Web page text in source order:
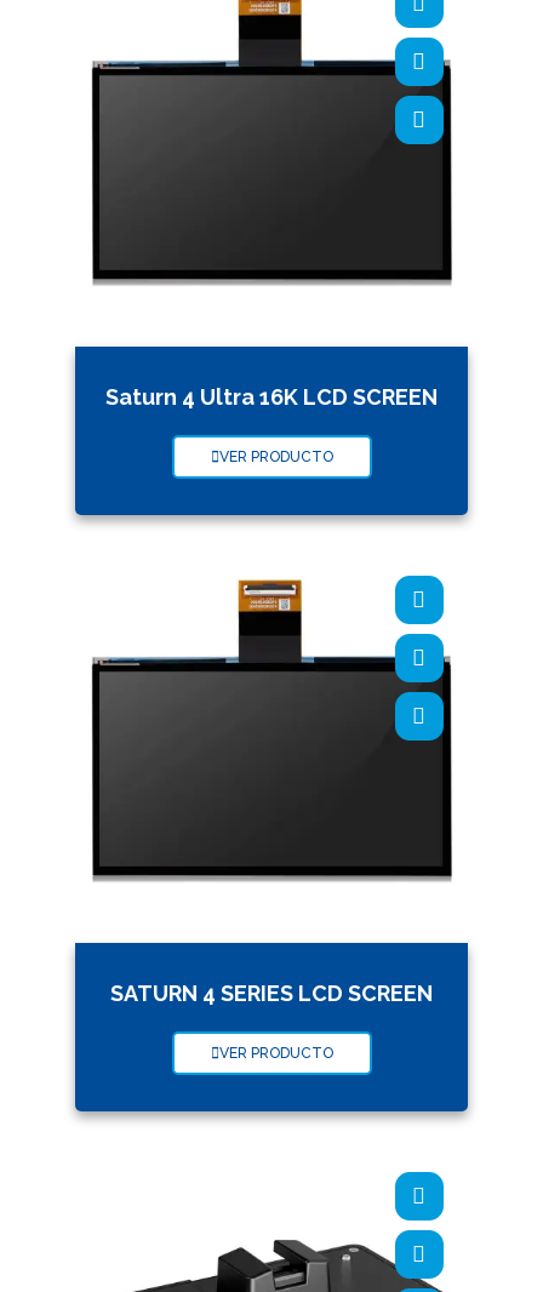
Saturn 4 Ultra 16K LCD SCREEN
VER PRODUCTO
SATURN 4 SERIES LCD SCREEN
VER PRODUCTO